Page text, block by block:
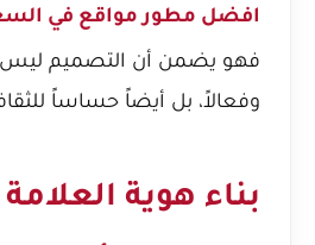
افضل مطور مواقع في
فهو يضمن أن التصميم ليس
وفعالاً، بل أيضاً حساساً
بناء هوية العلامة